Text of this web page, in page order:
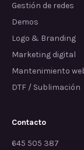
Gestión de redes
Demos
Logo & Branding
Marketing digital
Mantenimiento
DTF / Sublimación
Contacto
645 505 387